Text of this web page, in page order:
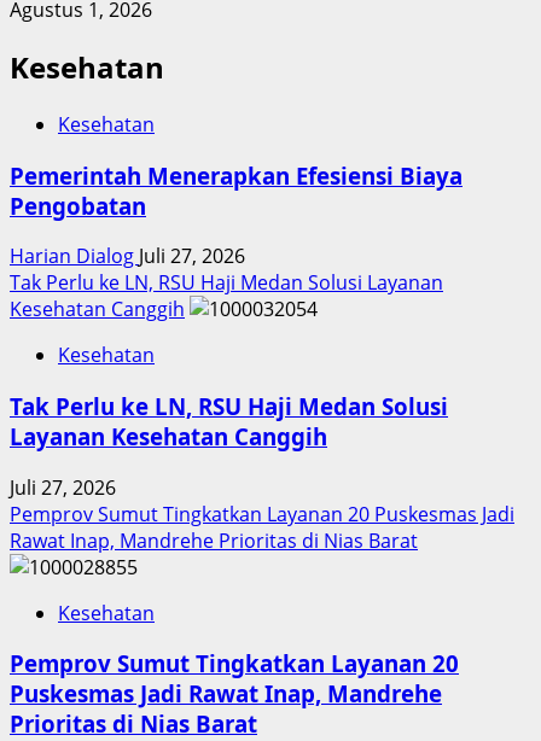
Agustus 1, 2026
Kesehatan
Kesehatan
Pemerintah Menerapkan Efesiensi Biaya
Pengobatan
Harian Dialog Juli 27, 2026
Tak Perlu ke LN, RSU Haji Medan Solusi Layanan
Kesehatan Canggih
Kesehatan
Tak Perlu ke LN, RSU Haji Medan Solusi
Layanan Kesehatan Canggih
Juli 27, 2026
Pemprov Sumut Tingkatkan Layanan 20 Puskesmas Jadi
Rawat Inap, Mandrehe Prioritas di Nias Barat
Kesehatan
Pemprov Sumut Tingkatkan Layanan 20
Puskesmas Jadi Rawat Inap, Mandrehe
Prioritas di Nias Barat